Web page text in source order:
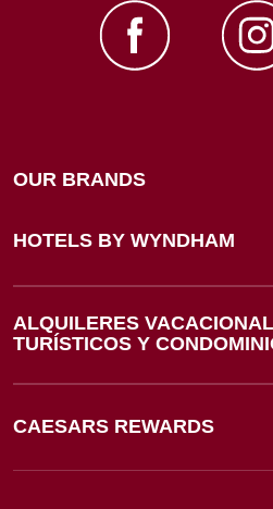
OUR BRANDS
HOTELS BY WYNDHAM
ALQUILERES
TURÍSTICOS Y
CAESARS REWARDS